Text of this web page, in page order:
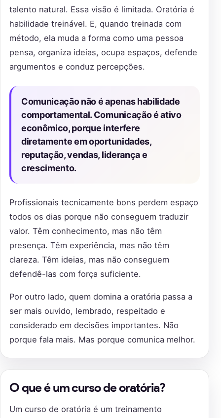
talento natural. Essa visão é limitada. Oratória é
habilidade treinável. E, quando treinada com
método, ela muda a forma como uma pessoa
pensa, organiza ideias, ocupa espaços, defende
argumentos e conduz percepções.
Comunicação não é apenas habilidade
comportamental. Comunicação é ativo
econômico, porque interfere
diretamente em oportunidades,
reputação, vendas, liderança e
crescimento.
Profissionais tecnicamente bons perdem espaço
todos os dias porque não conseguem traduzir
valor. Têm conhecimento, mas não têm
presença. Têm experiência, mas não têm
clareza. Têm ideias, mas não conseguem
defendê-las com força suficiente.
Por outro lado, quem domina a oratória passa a
ser mais ouvido, lembrado, respeitado e
considerado em decisões importantes. Não
porque fala mais. Mas porque comunica melhor.
O que é um curso de oratória?
Um curso de oratória é um treinamento